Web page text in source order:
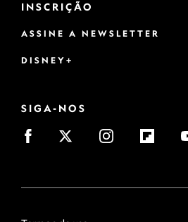
INSCRIÇÃO
ASSINE A NEWSLETTER
DISNEY+
SIGA-NOS